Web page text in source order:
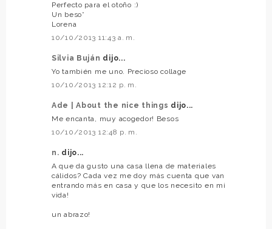
Perfecto para el otoño :)
Un beso*
Lorena
10/10/2013 11:43 a. m.
Silvia Buján dijo...
Yo también me uno. Precioso collage
10/10/2013 12:12 p. m.
Ade | About the nice things dijo...
Me encanta, muy acogedor! Besos
10/10/2013 12:48 p. m.
n. dijo...
A que da gusto una casa llena de materiales
cálidos? Cada vez me doy más cuenta que van
entrando más en casa y que los necesito en mi
vida!
un abrazo!